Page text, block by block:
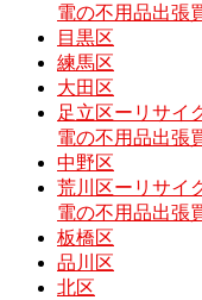
電の不用品出張
目黒区
練馬区
大田区
足立区ーリサイ
電の不用品出張
中野区
荒川区ーリサイ
電の不用品出張
板橋区
品川区
北区